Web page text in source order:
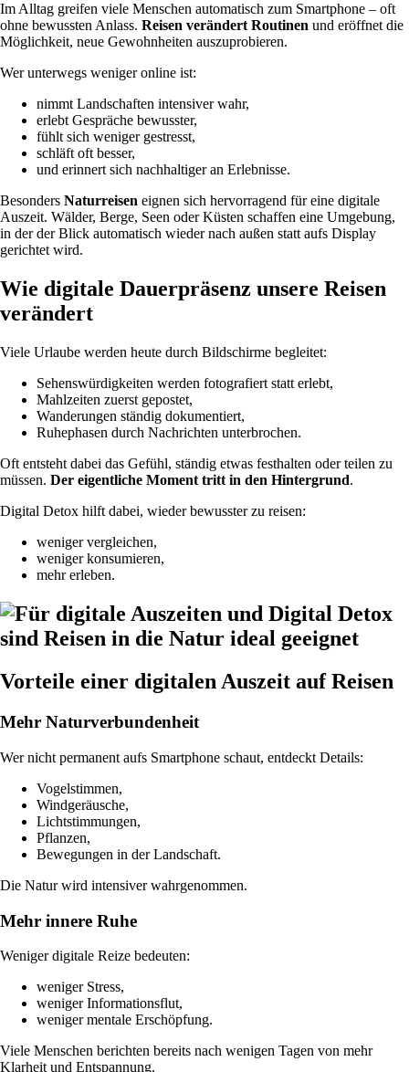
Im Alltag greifen viele Menschen automatisch zum Smartphone – oft
ohne bewussten Anlass. Reisen verändert Routinen und eröffnet die
Möglichkeit, neue Gewohnheiten auszuprobieren.
Wer unterwegs weniger online ist:
nimmt Landschaften intensiver wahr,
erlebt Gespräche bewusster,
fühlt sich weniger gestresst,
schläft oft besser,
und erinnert sich nachhaltiger an Erlebnisse.
Besonders Naturreisen eignen sich hervorragend für eine digitale
Auszeit. Wälder, Berge, Seen oder Küsten schaffen eine Umgebung,
in der der Blick automatisch wieder nach außen statt aufs Display
gerichtet wird.
Wie digitale Dauerpräsenz unsere Reisen
verändert
Viele Urlaube werden heute durch Bildschirme begleitet:
Sehenswürdigkeiten werden fotografiert statt erlebt,
Mahlzeiten zuerst gepostet,
Wanderungen ständig dokumentiert,
Ruhephasen durch Nachrichten unterbrochen.
Oft entsteht dabei das Gefühl, ständig etwas festhalten oder teilen zu
müssen. Der eigentliche Moment tritt in den Hintergrund.
Digital Detox hilft dabei, wieder bewusster zu reisen:
weniger vergleichen,
weniger konsumieren,
mehr erleben.
Vorteile einer digitalen Auszeit auf Reisen
Mehr Naturverbundenheit
Wer nicht permanent aufs Smartphone schaut, entdeckt Details:
Vogelstimmen,
Windgeräusche,
Lichtstimmungen,
Pflanzen,
Bewegungen in der Landschaft.
Die Natur wird intensiver wahrgenommen.
Mehr innere Ruhe
Weniger digitale Reize bedeuten:
weniger Stress,
weniger Informationsflut,
weniger mentale Erschöpfung.
Viele Menschen berichten bereits nach wenigen Tagen von mehr
Klarheit und Entspannung.